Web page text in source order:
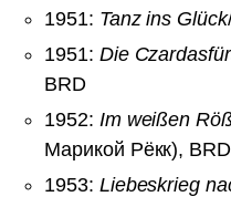
1951: Tanz ins Glück
1951: Die
BRD
1952: Im weißen
Марикой Рёкк),
1953: Liebeskrieg